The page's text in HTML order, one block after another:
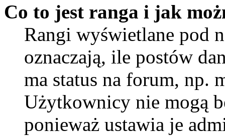
Co to jest ranga i jak
Rangi wyświetlane pod
oznaczają, ile postów
ma status na forum, np.
Użytkownicy nie mogą
ponieważ ustawia je